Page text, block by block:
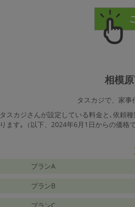
相模
タスカジで、家事
タスカジさんが設定している料金と､依頼
ります｡（以下、2024年6月1日からの価格で
プランA
プランB